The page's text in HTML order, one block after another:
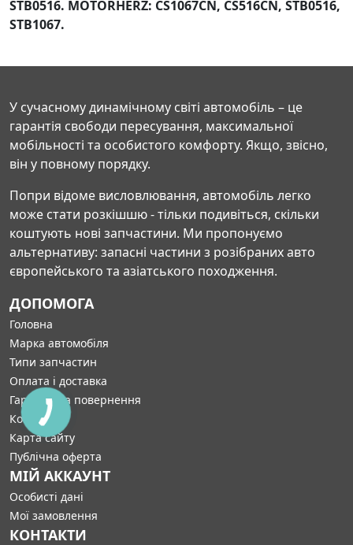
STB0516. MOTORHERZ: CS1067CN, CS516CN, STB0516,
STB1067.
У сучасному динамічному світі автомобіль – це
гарантія свободи пересування, максимальної
мобільності та особистого комфорту. Якщо, звісно,
він у повному порядку.
Попри відоме висловлювання, автомобіль легко
може стати розкішшю - тільки подивіться, скільки
коштують нові запчастини. Ми пропонуємо
альтернативу: запасні частини з розібраних авто
європейського та азіатського походження.
ДОПОМОГА
Головна
Марка автомобіля
Типи запчастин
Оплата і доставка
Гарантія та повернення
Контакти
Карта сайту
Публічна оферта
МІЙ АККАУНТ
Особисті дані
Мої замовлення
КОНТАКТИ